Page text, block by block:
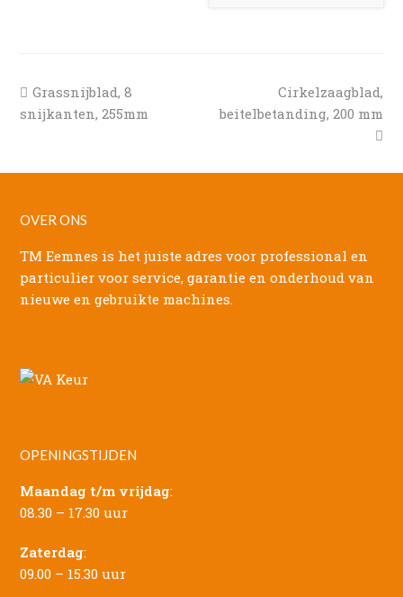
previous
post:
Grassnijblad, 8
snijkanten, 255mm
next
post:
Cirkelzaagblad,
beitelbetanding, 200 mm
OVER ONS
TM Eemnes is het juiste adres voor professional en
particulier voor service, garantie en onderhoud van
nieuwe en gebruikte machines.
OPENINGSTIJDEN
Maandag t/m vrijdag:
08.30 – 17.30 uur
Zaterdag:
09.00 – 15.30 uur